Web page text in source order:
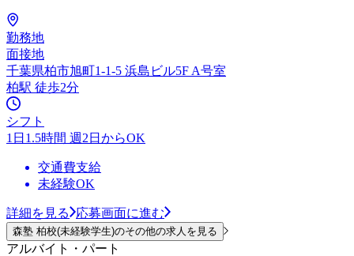
勤務地
面接地
千葉県柏市旭町1-1-5 浜島ビル5F A号室
柏駅 徒歩2分
シフト
1日1.5時間 週2日からOK
交通費支給
未経験OK
詳細を見る 応募画面に進む
森塾 柏校(未経験学生)のその他の求人を見る
アルバイト・パート